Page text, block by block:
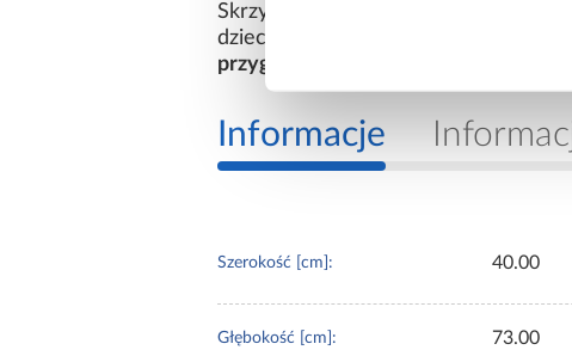
Skrzynia na zabawki DARIA z
dziecięcego.
Pomaga utrzymać
przygód charakter inspirowany
Informacje
Szerokość [cm]: 40.00
Głębokość [cm]: 73.00